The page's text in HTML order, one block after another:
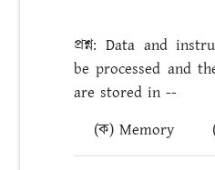
প্রশ্ন: Data and
be processed and
are stored in --
(ক) Memory